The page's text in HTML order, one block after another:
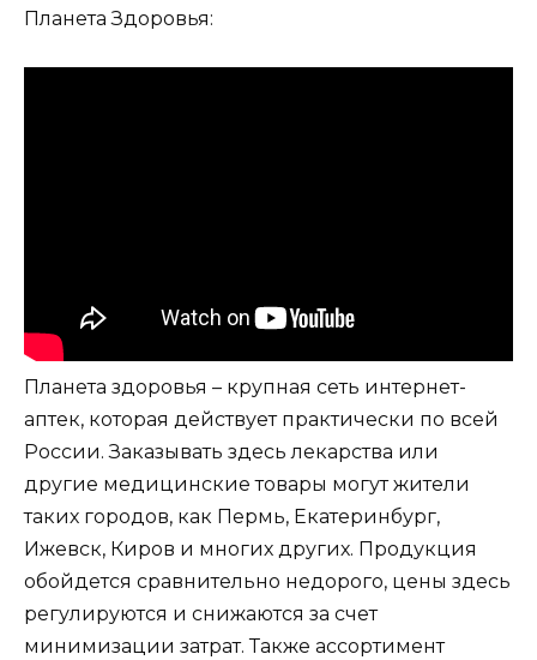
Планета Здоровья:
Планета здоровья – крупная сеть интернет-
аптек, которая действует практически по всей
России. Заказывать здесь лекарства или
другие медицинские товары могут жители
таких городов, как Пермь, Екатеринбург,
Ижевск, Киров и многих других. Продукция
обойдется сравнительно недорого, цены здесь
регулируются и снижаются за счет
минимизации затрат. Также ассортимент